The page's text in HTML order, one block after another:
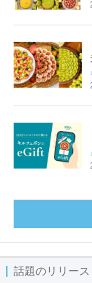
話題のリリース